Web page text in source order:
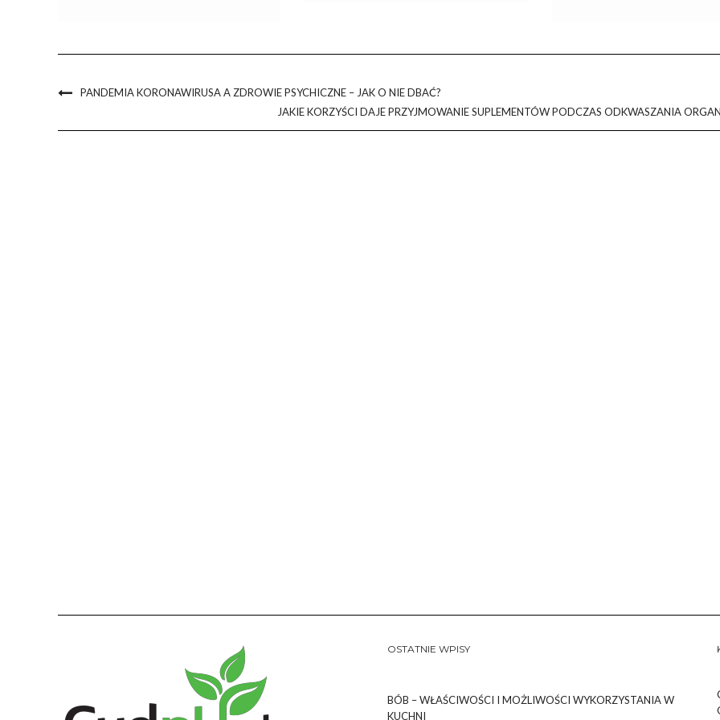
PANDEMIA KORONAWIRUSA A ZDROWIE PSYCHICZNE – JAK O NIE DBAĆ?
JAKIE KORZYŚCI DAJE PRZYJMOWANIE SUPLEMENTÓW PODCZAS ODKWASZANIA
OSTATNIE WPISY
BÓB – WŁAŚCIWOŚCI I MOŻLIWOŚCI WYKORZYSTANIA W
KUCHNI